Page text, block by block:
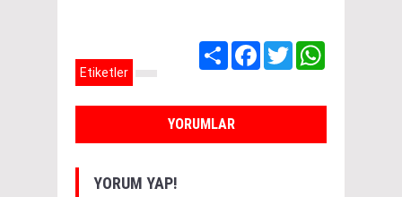
Share Facebook
Twitter
Etiketler
YORUMLAR
YORUM YAP!